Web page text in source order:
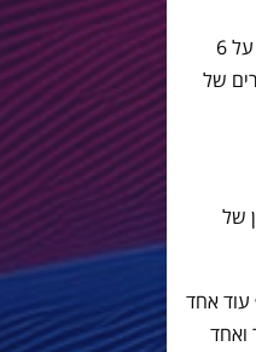
עונה 13 בליגה של לבאנטה, היסטוריה קצרה יחסית בין 2 הקבוצות, המאזן עומד על 6
של
של
עוד אחד
ואחד